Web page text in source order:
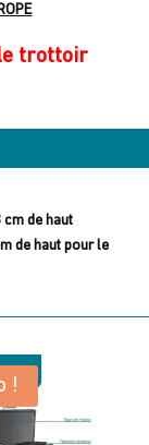
trottoir
cm de haut
de haut pour le
!